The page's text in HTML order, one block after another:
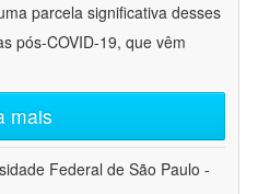
parcela significativa desses
pós-COVID-19, que vêm
mais
Federal de São Paulo -